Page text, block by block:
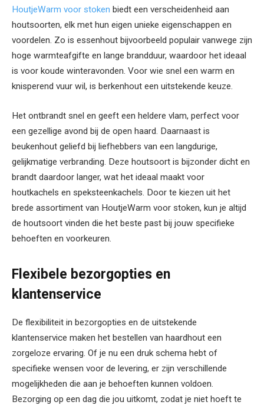
HoutjeWarm voor stoken biedt een verscheidenheid aan
houtsoorten, elk met hun eigen unieke eigenschappen en
voordelen. Zo is essenhout bijvoorbeeld populair vanwege zijn
hoge warmteafgifte en lange brandduur, waardoor het ideaal
is voor koude winteravonden. Voor wie snel een warm en
knisperend vuur wil, is berkenhout een uitstekende keuze.
Het ontbrandt snel en geeft een heldere vlam, perfect voor
een gezellige avond bij de open haard. Daarnaast is
beukenhout geliefd bij liefhebbers van een langdurige,
gelijkmatige verbranding. Deze houtsoort is bijzonder dicht en
brandt daardoor langer, wat het ideaal maakt voor
houtkachels en speksteenkachels. Door te kiezen uit het
brede assortiment van HoutjeWarm voor stoken, kun je altijd
de houtsoort vinden die het beste past bij jouw specifieke
behoeften en voorkeuren.
Flexibele bezorgopties en
klantenservice
De flexibiliteit in bezorgopties en de uitstekende
klantenservice maken het bestellen van haardhout een
zorgeloze ervaring. Of je nu een druk schema hebt of
specifieke wensen voor de levering, er zijn verschillende
mogelijkheden die aan je behoeften kunnen voldoen.
Bezorging op een dag die jou uitkomt, zodat je niet hoeft te